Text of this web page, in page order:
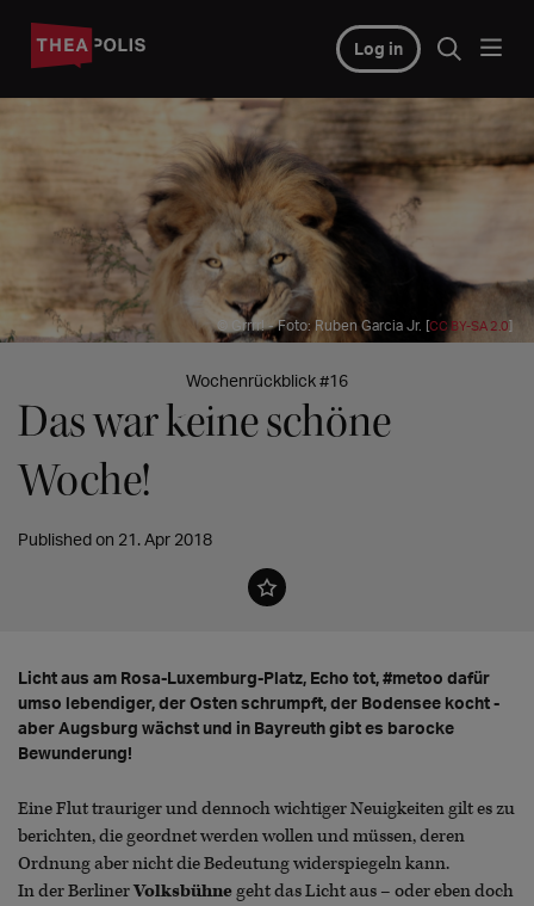
Log in
© Grrrr! - Foto: Ruben Garcia Jr. [CC BY-SA 2.0]
Wochenrückblick #16
Das war keine schöne
Woche!
Published on 21. Apr 2018
Licht aus am Rosa-Luxemburg-Platz, Echo tot, #metoo dafür
umso lebendiger, der Osten schrumpft, der Bodensee kocht -
aber Augsburg wächst und in Bayreuth gibt es barocke
Bewunderung!
Eine Flut trauriger und dennoch wichtiger Neuigkeiten gilt es zu
berichten, die geordnet werden wollen und müssen, deren
Ordnung aber nicht die Bedeutung widerspiegeln kann.
In der BerlinerVolksbühnegeht das Licht aus – oder eben doch